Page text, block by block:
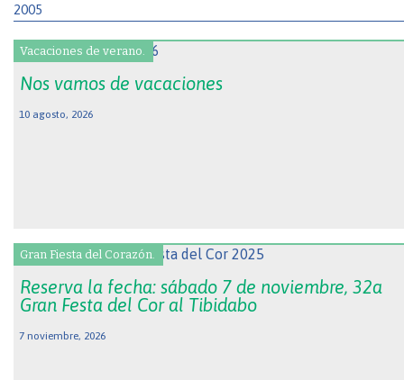
2005
Vacaciones de verano.
Nos vamos de vacaciones
10 agosto, 2026
Gran Fiesta del Corazón.
Reserva la fecha: sábado 7 de noviembre, 32a
Gran Festa del Cor al Tibidabo
7 noviembre, 2026